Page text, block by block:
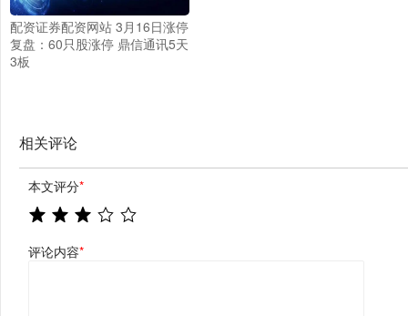
配资证券配资网站 3月16日涨停
复盘：60只股涨停 鼎信通讯5天
3板
相关评论
本文评分*
评论内容*